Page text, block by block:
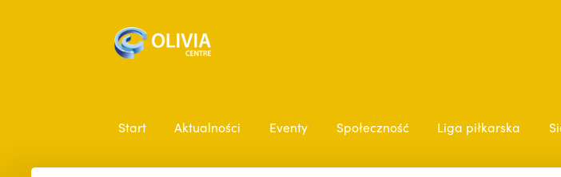
Start Aktualności Eventy Społeczność Liga piłkarska